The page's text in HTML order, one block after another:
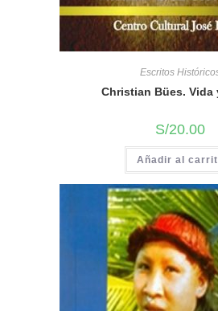
Escritos
Christian Bües. Vida
S/20.00
Añadir al